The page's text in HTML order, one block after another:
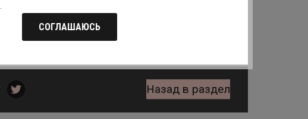
СОГЛАШАЮСЬ
Назад в раздел